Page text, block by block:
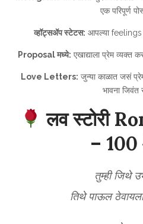
एक परिपूर्ण
व्हॉट्सॲप स्टेटस: आपल्या feelings
Proposal मध्ये: एखाद्याला प्रेम व्यक्त
Love Letters: जुन्या काळात जसं
भावना जिवंत
लव स्टोरी
–
तुम्ही जिथे
तिथे पाऊल